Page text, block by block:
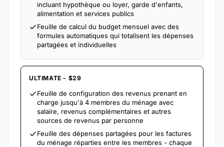
incluant hypothèque ou loyer, garde d'enfants,
alimentation et services publics
Feuille de calcul du budget mensuel avec des
formules automatiques qui totalisent les dépenses
partagées et individuelles
ULTIMATE - $29
Feuille de configuration des revenus prenant en
charge jusqu'à 4 membres du ménage avec
salaire, revenus complémentaires et autres
sources de revenus par personne
Feuille des dépenses partagées pour les factures
du ménage réparties entre les membres - chaque